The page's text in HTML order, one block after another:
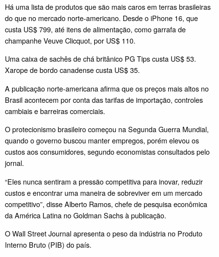
Há uma lista de produtos que são mais caros em terras brasileiras
do que no mercado norte-americano. Desde o iPhone 16, que
custa US$ 799, até itens de alimentação, como garrafa de
champanhe Veuve Clicquot, por US$ 110.
Uma caixa de sachês de chá britânico PG Tips custa US$ 53.
Xarope de bordo canadense custa US$ 35.
A publicação norte-americana afirma que os preços mais altos no
Brasil acontecem por conta das tarifas de importação, controles
cambiais e barreiras comerciais.
O protecionismo brasileiro começou na Segunda Guerra Mundial,
quando o governo buscou manter empregos, porém elevou os
custos aos consumidores, segundo economistas consultados pelo
jornal.
“Eles nunca sentiram a pressão competitiva para inovar, reduzir
custos e encontrar uma maneira de sobreviver em um mercado
competitivo”, disse Alberto Ramos, chefe de pesquisa econômica
da América Latina no Goldman Sachs à publicação.
O Wall Street Journal apresenta o peso da indústria no Produto
Interno Bruto (PIB) do país.